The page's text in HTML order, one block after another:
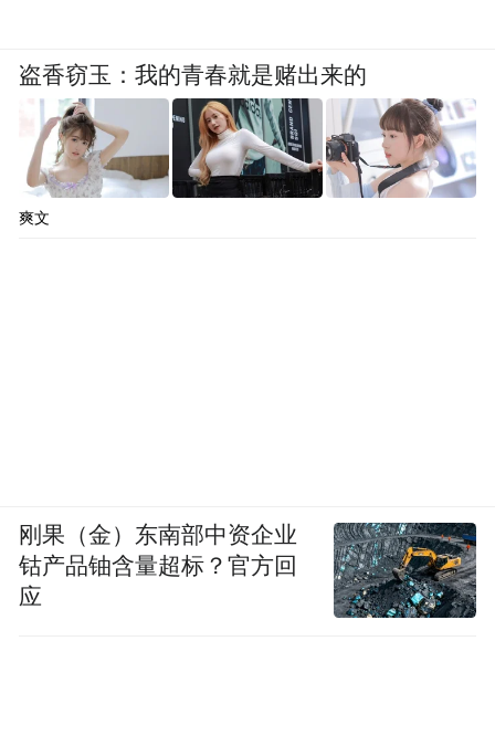
盗香窃玉：我的青春就是赌出来的
爽文
刚果（金）东南部中资企业
钴产品铀含量超标？官方回
应